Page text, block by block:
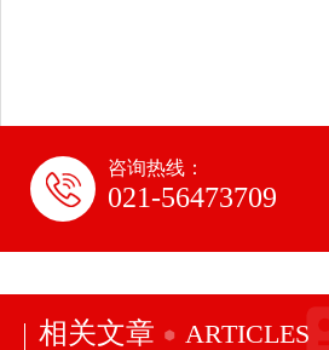
咨询热线：
021-56473709
相关文章 ARTICLES